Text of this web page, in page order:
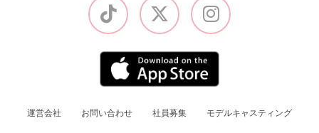
運営会社 お問い合わせ 社員募集 モデルキャスティング